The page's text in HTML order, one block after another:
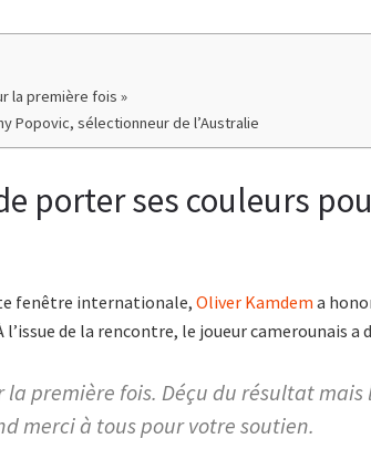
la première fois »
Popovic, sélectionneur de l’Australie
porter ses couleurs
fenêtre internationale, Oliver Kamdem a
de la rencontre, le joueur camerounais a
première fois. Déçu du résultat mais
merci à tous pour votre soutien.